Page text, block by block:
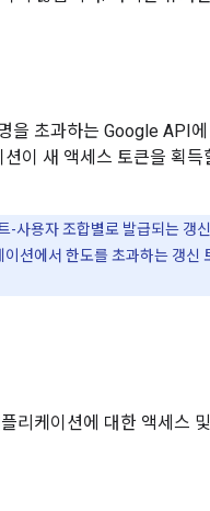
을 초과하는 Google API
이 새 액세스 토큰을 획득
-사용자 조합별로 발급되는 갱
션에서 한도를 초과하는 갱신
리케이션에 대한 액세스